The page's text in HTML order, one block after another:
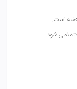
است.
نمی شود.